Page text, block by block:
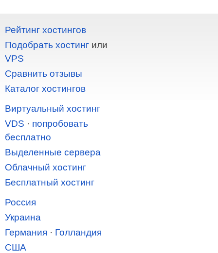
Рейтинг хостингов
Подобрать хостинг или
VPS
Сравнить отзывы
Каталог хостингов
Виртуальный хостинг
VDS · попробовать
бесплатно
Выделенные сервера
Облачный хостинг
Бесплатный хостинг
Россия
Украина
Германия · Голландия
США